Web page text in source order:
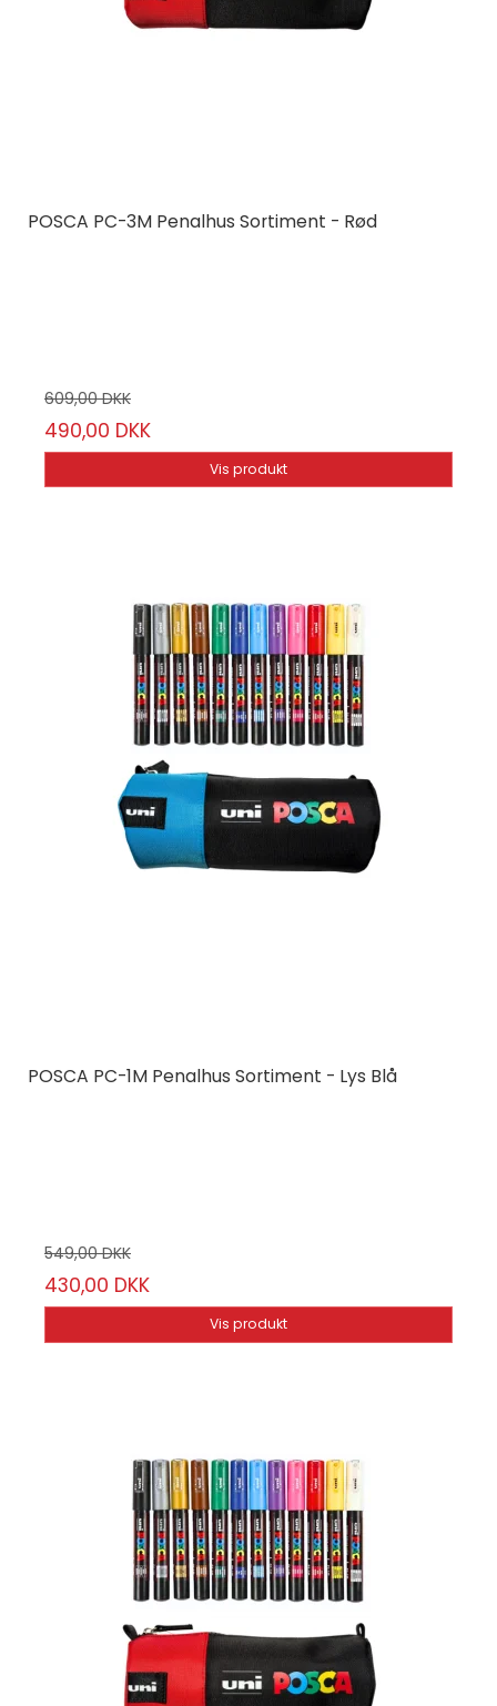
POSCA PC-3M Penalhus Sortiment - Rød
609,00 DKK
490,00 DKK
Vis produkt
POSCA PC-1M Penalhus Sortiment - Lys Blå
549,00 DKK
430,00 DKK
Vis produkt